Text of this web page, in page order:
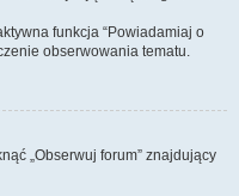
funkcja “Powiadamiaj o
obserwowania tematu.
„Obserwuj forum” znajdujący